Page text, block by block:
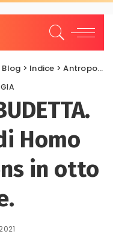
Blog > Indice >Antropologia
Homo
in otto